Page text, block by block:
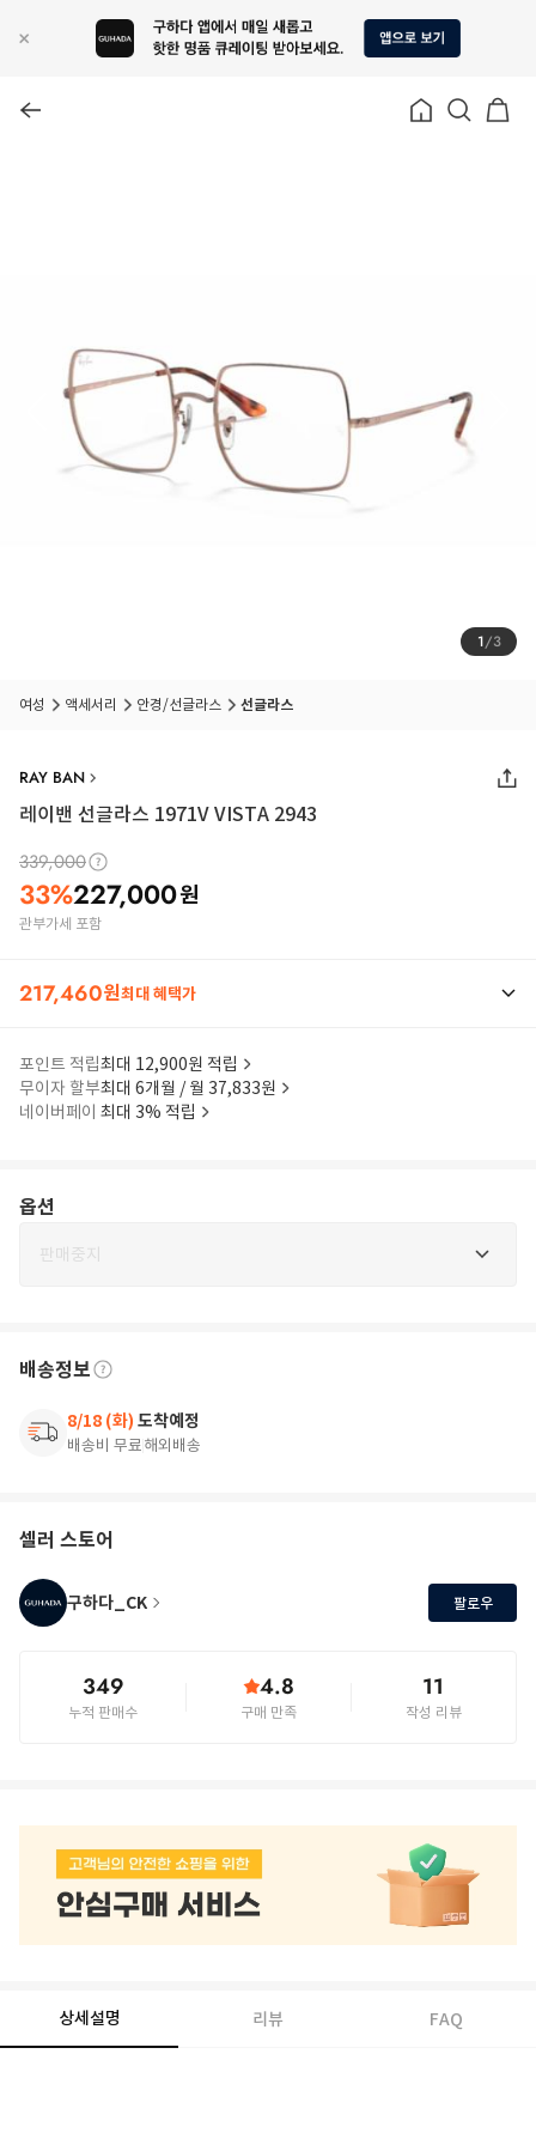
1/3
여성 액세서리 안경/선글라스 선글라스
RAY BAN
레이밴 선글라스 1971V VISTA 2943
339,000
33%227,000원
관부가세 포함
217,460원최대 혜택가
포인트 적립최대 12,900원 적립
무이자 할부최대 6개월 / 월 37,833원
네이버페이 최대 3% 적립
옵션
판매중지
배송정보
8/18 (화) 도착예정
배송비 무료해외배송
셀러 스토어
구하다_CK 팔로우
349
누적 판매수
4.8
구매 만족
11
작성 리뷰
상세설명 리뷰 FAQ